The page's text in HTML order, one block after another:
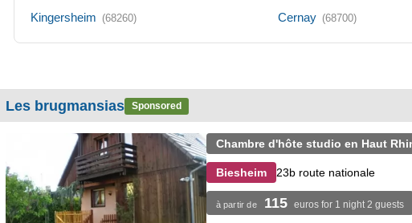
Kingersheim (68260) Cernay (68700)
Les brugmansias Sponsored
Chambre d'hôte studio en Haut
Biesheim 23b route nationale
à partir de 115 euros for 1 night 2 guests